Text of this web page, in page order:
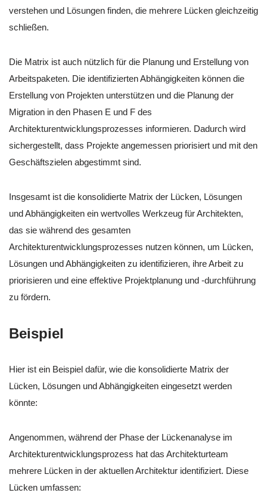
verstehen und Lösungen finden, die mehrere Lücken gleichzeitig
schließen.
Die Matrix ist auch nützlich für die Planung und Erstellung von
Arbeitspaketen. Die identifizierten Abhängigkeiten können die
Erstellung von Projekten unterstützen und die Planung der
Migration in den Phasen E und F des
Architekturentwicklungsprozesses informieren. Dadurch wird
sichergestellt, dass Projekte angemessen priorisiert und mit den
Geschäftszielen abgestimmt sind.
Insgesamt ist die konsolidierte Matrix der Lücken, Lösungen
und Abhängigkeiten ein wertvolles Werkzeug für Architekten,
das sie während des gesamten
Architekturentwicklungsprozesses nutzen können, um Lücken,
Lösungen und Abhängigkeiten zu identifizieren, ihre Arbeit zu
priorisieren und eine effektive Projektplanung und -durchführung
zu fördern.
Beispiel
Hier ist ein Beispiel dafür, wie die konsolidierte Matrix der
Lücken, Lösungen und Abhängigkeiten eingesetzt werden
könnte:
Angenommen, während der Phase der Lückenanalyse im
Architekturentwicklungsprozess hat das Architekturteam
mehrere Lücken in der aktuellen Architektur identifiziert. Diese
Lücken umfassen: